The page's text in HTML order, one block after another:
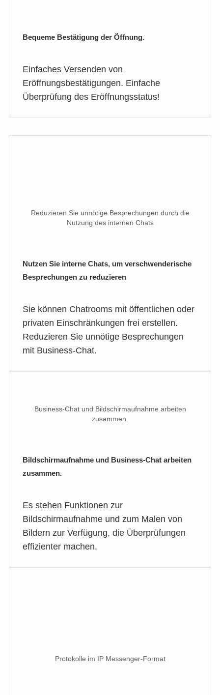
Bequeme Bestätigung der Öffnung.
Einfaches Versenden von
Eröffnungsbestätigungen. Einfache
Überprüfung des Eröffnungsstatus!
Reduzieren Sie unnötige Besprechungen durch die
Nutzung des internen Chats
Nutzen Sie interne Chats, um verschwenderische
Besprechungen zu reduzieren
Sie können Chatrooms mit öffentlichen oder
privaten Einschränkungen frei erstellen.
Reduzieren Sie unnötige Besprechungen
mit Business-Chat.
Business-Chat und Bildschirmaufnahme arbeiten
zusammen.
Bildschirmaufnahme und Business-Chat arbeiten
zusammen.
Es stehen Funktionen zur
Bildschirmaufnahme und zum Malen von
Bildern zur Verfügung, die Überprüfungen
effizienter machen.
Protokolle im IP Messenger-Format